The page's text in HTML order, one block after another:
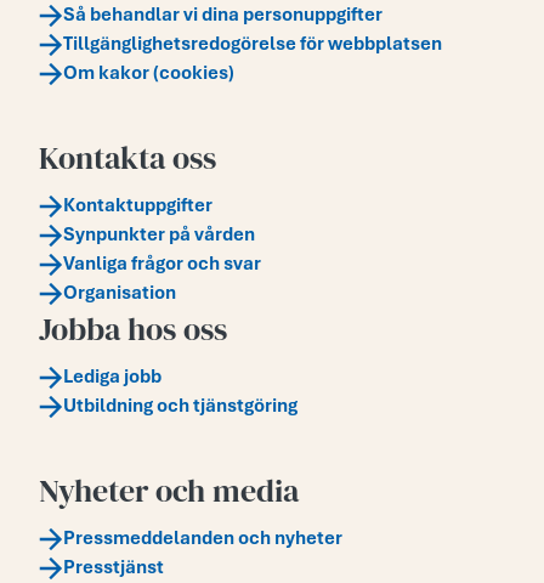
Så behandlar vi dina personuppgifter
Tillgänglighetsredogörelse för webbplatsen
Om kakor (cookies)
Kontakta oss
Kontaktuppgifter
Synpunkter på vården
Vanliga frågor och svar
Organisation
Jobba hos oss
Lediga jobb
Utbildning och tjänstgöring
Nyheter och media
Pressmeddelanden och nyheter
Presstjänst